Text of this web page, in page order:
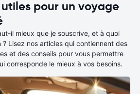
utiles pour un voyage
il mieux que je souscrive, et à quoi
Lisez nos articles qui contiennent des
et des conseils pour vous permettre
corresponde le mieux à vos besoins.